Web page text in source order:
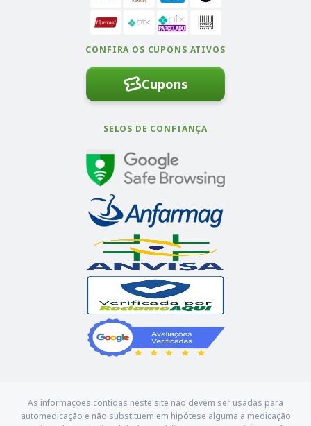
As informações contidas neste site não devem ser usadas para
automedicação e não substituem em hipótese alguma a medicação
CONFIRA OS CUPONS ATIVOS
Cupons
SELOS DE CONFIANÇA